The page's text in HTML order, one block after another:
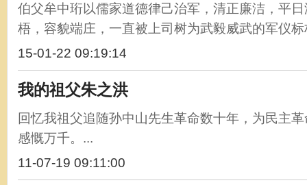
伯父牟中珩以儒家道德律己治军，清正廉洁，平
梧，容貌端庄，一直被上司树为武毅威武的军仪标
15-01-22 09:19:14
我的祖父朱之洪
回忆我祖父追随孙中山先生革命数十年，为民主
感慨万千。...
11-07-19 09:11:00